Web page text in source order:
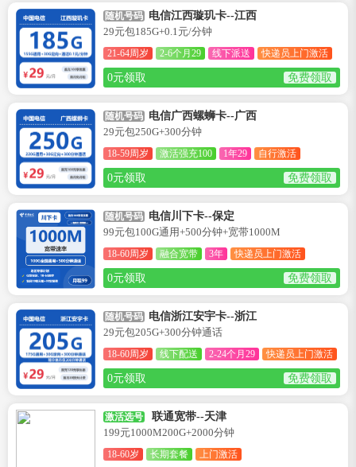
随机号码 电信江西璇玑卡--江西
29元包185G+0.1元/分钟
21-64周岁 2-6个月29 线下派送 快递员上门激活
0元领取 免费领取
随机号码 电信广西螺蛳卡--广西
29元包250G+300分钟
18-59周岁 激活强充100 1年29 自行激活
0元领取 免费领取
随机号码 电信川下卡--保定
99元包100G通用+500分钟+宽带1000M
18-60周岁 融合宽带 3年 快递员上门激活
0元领取 免费领取
随机号码 电信浙江安宇卡--浙江
29元包205G+300分钟通话
18-60周岁 线下配送 2-24个月29 快递员上门激活
0元领取 免费领取
激活选号
联通宽带--天津
199元1000M200G+2000分钟
18-60岁 长期套餐 上门激活